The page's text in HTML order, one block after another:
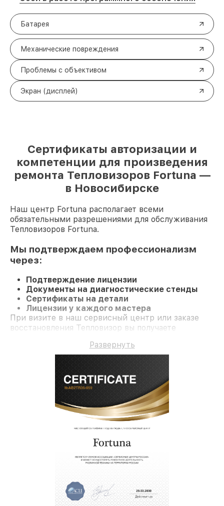
Батарея
Механические повреждения
Проблемы с объективом
Экран (дисплей)
Сертификаты авторизации и
компетенции для произведения
ремонта Тепловизоров Fortuna —
в Новосибирске
Наш центр Fortuna располагает всеми
обязательными разрешениями для обслуживания
Тепловизоров Fortuna.
Мы подтверждаем профессионализм
через:
Подтверждение лицензии
Документы на диагностические стенды
Сертификаты на детали
Лицензии у каждого мастера
При визите в наш сервисный центр или заказе
восстановления Тепловизор вы получаете
гарантию на ремонт и детали.
Развернуть